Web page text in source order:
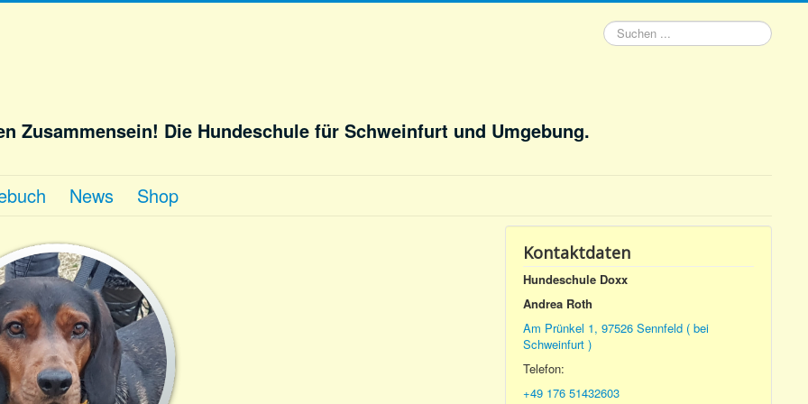
Zusammensein! Die Hundeschule für Schweinfurt und Umgebung.
Suchen
...
News Shop
Kontaktdaten
Hundeschule Doxx
Andrea Roth
Am Prünkel 1, 97526 Sennfeld ( bei
Schweinfurt )
Telefon:
+49 176 51432603